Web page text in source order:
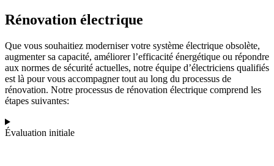
Rénovation électrique
Que vous souhaitiez moderniser votre système électrique obsolète,
augmenter sa capacité, améliorer l’efficacité énergétique ou répondre
aux normes de sécurité actuelles, notre équipe d’électriciens qualifiés
est là pour vous accompagner tout au long du processus de
rénovation. Notre processus de rénovation électrique comprend les
étapes suivantes:
Évaluation initiale